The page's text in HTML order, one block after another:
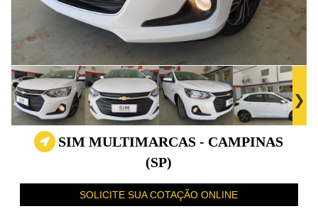
SIM MULTIMARCAS - CAMPINAS
(SP)
SOLICITE SUA COTAÇÃO ONLINE